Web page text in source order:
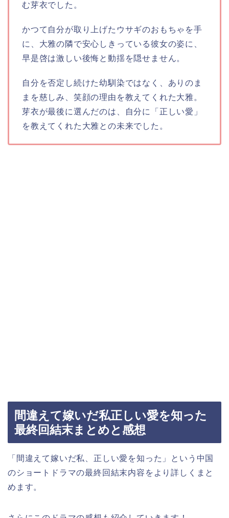
む芽衣でした。
かつて自分が取り上げたウサギのおもちゃを手
に、大雅の隣で安心しきっている彼女の姿に、
早是啓は激しい後悔と動揺を隠せません。
自分を否定し続けた幼馴染ではなく、ありのま
まを慈しみ、笑顔の理由を教えてくれた大雅。
芽衣が最後に選んだのは、自分に「正しい愛」
を教えてくれた大雅との未来でした。
間違えて嫁いだ私正しい愛を知った
最終回結末まとめと感想
「間違えて嫁いだ私、正しい愛を知った」
という中国
のショートドラマの最終回結末内容をより詳しくまと
めます。